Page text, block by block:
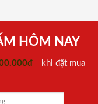
HÔM NAY
khi đặt mua